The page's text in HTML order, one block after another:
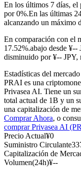
Futuros del
Futuros que
Copiar Trading
En los últimos 7 días, el
por 0%.En las últimas
alcanzando un máximo
En comparación con el
17.52%.abajo desde ¥--
disminuido por ¥-- JPY,
Estadísticas del
PRAI es una
Privasea AI. Tiene un
total actual de 1B y un
una capitalización de
Comprar Ahora, o
comprar Privasea AI
Precio Actual¥0
Suministro Circulante
Capitalización de
Volumen(24h)¥--